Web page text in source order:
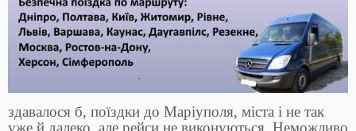
здавалося б, поїздки до Маріуполя, міста і не так
уже й далеко, але рейси не виконуються. Неможливо